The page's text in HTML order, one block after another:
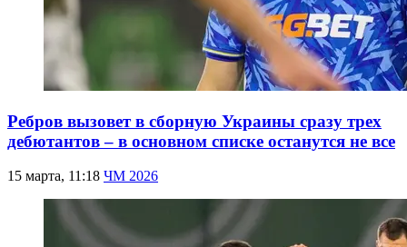
Ребров вызовет в сборную Украины сразу трех
дебютантов – в основном списке останутся не все
15 марта, 11:18 ЧМ 2026